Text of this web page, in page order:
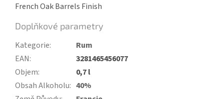
French Oak Barrels Finish
Doplňkové parametry
Kategorie:
Rum
EAN:
3281465456077
Objem:
0,7 l
Obsah Alkoholu: 40%